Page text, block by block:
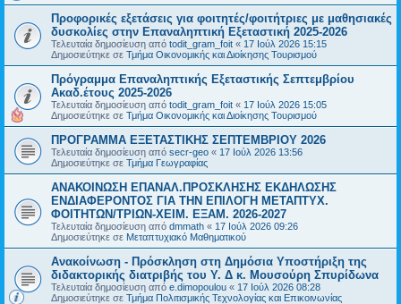
Προφορικές εξετάσεις για φοιτητές/φοιτήτριες με μαθησιακές
δυσκολίες στην Επαναληπτική Εξεταστική 2025-2026
Τελευταία δημοσίευση από todit_gram_foit « 17 Ιούλ 2026 15:15
Δημοσιεύτηκε σε Τμήμα Οικονομικής και Διοίκησης Τουρισμού
Πρόγραμμα Επαναληπτικής Εξεταστικής Σεπτεμβρίου
Ακαδ.έτους 2025-2026
Τελευταία δημοσίευση από todit_gram_foit « 17 Ιούλ 2026 15:05
Δημοσιεύτηκε σε Τμήμα Οικονομικής και Διοίκησης Τουρισμού
ΠΡΟΓΡΑΜΜΑ ΕΞΕΤΑΣΤΙΚΗΣ ΣΕΠΤΕΜΒΡΙΟΥ 2026
Τελευταία δημοσίευση από secr-geo « 17 Ιούλ 2026 13:56
Δημοσιεύτηκε σε Τμήμα Γεωγραφίας
ΑΝΑΚΟΙΝΩΣΗ ΕΠΑΝΑΛ.ΠΡΟΣΚΛΗΣΗΣ ΕΚΔΗΛΩΣΗΣ
ΕΝΔΙΑΦΕΡΟΝΤΟΣ ΓΙΑ ΤΗΝ ΕΠΙΛΟΓΗ ΜΕΤΑΠΤΥΧ.
ΦΟΙΤΗΤΩΝ/ΤΡΙΩΝ-ΧΕΙΜ. ΕΞΑΜ. 2026-2027
Τελευταία δημοσίευση από dmmath « 17 Ιούλ 2026 09:26
Δημοσιεύτηκε σε Μεταπτυχιακό Μαθηματικού
Ανακοίνωση - Πρόσκληση στη Δημόσια Υποστήριξη της
διδακτορικής διατριβής του Υ. Δ κ. Μουσούρη Σπυρίδωνα
Τελευταία δημοσίευση από e.dimopoulou « 17 Ιούλ 2026 08:28
Δημοσιεύτηκε σε Τμήμα Πολιτισμικής Τεχνολογίας και Επικοινωνίας